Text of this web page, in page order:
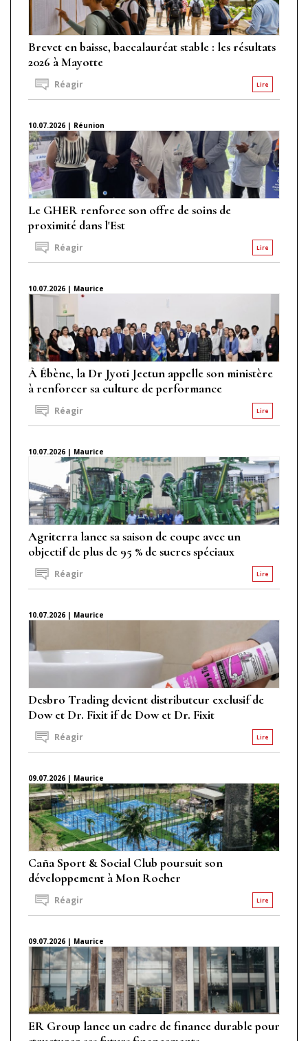
Brevet en baisse, baccalauréat stable : les résultats
2026 à Mayotte
Lire
Réagir
10.07.2026 | Réunion
Le GHER renforce son offre de soins de
proximité dans l'Est
Lire
Réagir
10.07.2026 | Maurice
À Ébène, la Dr Jyoti Jeetun appelle son ministère
à renforcer sa culture de performance
Lire
Réagir
10.07.2026 | Maurice
Agriterra lance sa saison de coupe avec un
objectif de plus de 95 % de sucres spéciaux
Lire
Réagir
10.07.2026 | Maurice
Desbro Trading devient distributeur exclusif de
Dow et Dr. Fixit if de Dow et Dr. Fixit
Lire
Réagir
09.07.2026 | Maurice
Caña Sport & Social Club poursuit son
développement à Mon Rocher
Lire
Réagir
09.07.2026 | Maurice
ER Group lance un cadre de finance durable pour